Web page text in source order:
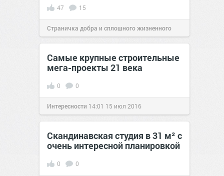
47 15
Страничка добра и сплошного жизненного
позитива!14:37 04 сен 2018
Самые крупные строительные
мега-проекты 21 века
0 0
Интересности 14:01 15 июл 2016
Скандинавская студия в 31 м² с
очень интересной планировкой
0 0